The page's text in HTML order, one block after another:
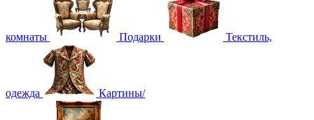
комнаты Подарки Текстиль,
одежда Картины/